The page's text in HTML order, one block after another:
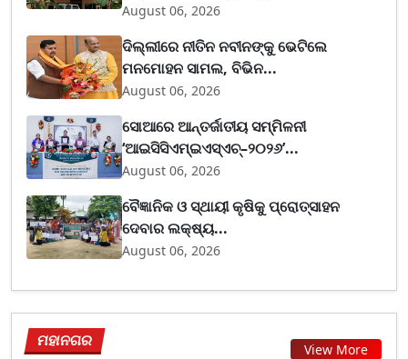
August 06, 2026
ଦିଲ୍ଲୀରେ ନୀତିନ ନବୀନଙ୍କୁ ଭେଟିଲେ
ମନମୋହନ ସାମଲ, ବିଭିନ...
August 06, 2026
ସୋଆରେ ଆନ୍ତର୍ଜାତୀୟ ସମ୍ମିଳନୀ
‘ଆଇସିସିଏମ୍ଇଏସ୍ଏଚ୍–୨୦୨୬’...
August 06, 2026
ବୈଜ୍ଞାନିକ ଓ ସ୍ଥାୟୀ କୃଷିକୁ ପ୍ରୋତ୍ସାହନ
ଦେବାର ଲକ୍ଷ୍ୟ...
August 06, 2026
ମହାନଗର View More